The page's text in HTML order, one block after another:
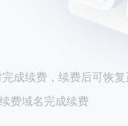
成续费，续费后可恢复
费域名完成续费